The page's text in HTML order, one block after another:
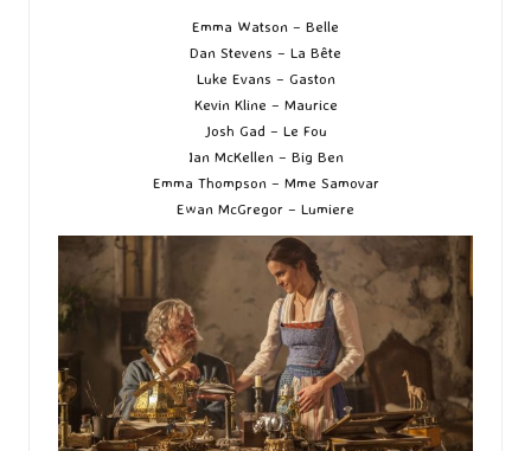
Emma Watson – Belle
Dan Stevens – La Bête
Luke Evans – Gaston
Kevin Kline – Maurice
Josh Gad – Le Fou
Ian McKellen – Big Ben
Emma Thompson – Mme Samovar
Ewan McGregor – Lumiere